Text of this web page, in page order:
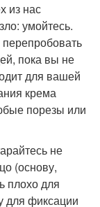
из нас
умойтесь.
пока вы не
для вашей
крема
порезы или
не
(основу,
плохо для
для фиксации